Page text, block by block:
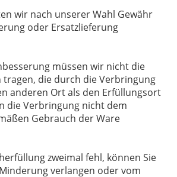
wir nach unserer Wahl Gewähr
oder Ersatzlieferung
müssen wir nicht die
die durch die Verbringung
anderen Ort als den Erfüllungsort
die Verbringung nicht dem
Gebrauch der Ware
zweimal fehl, können Sie
verlangen oder vom